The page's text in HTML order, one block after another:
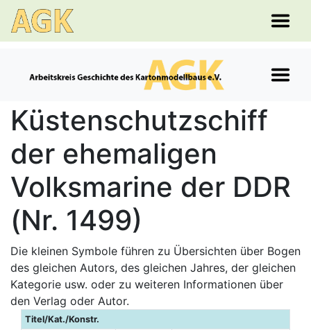
Küstenschutzschiff
der ehemaligen
Volksmarine der DDR
(Nr. 1499)
Die kleinen Symbole führen zu Übersichten über Bogen
des gleichen Autors, des gleichen Jahres, der gleichen
Kategorie usw. oder zu weiteren Informationen über
den Verlag oder Autor.
Titel/Kat./Konstr.